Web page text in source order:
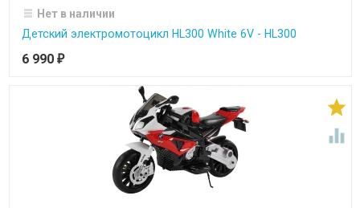
Нет в наличии
Детский электромотоцикл HL300 White 6V - HL300
6 990 ₽

